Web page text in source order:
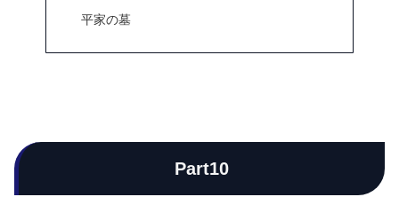
平家の墓
Part10